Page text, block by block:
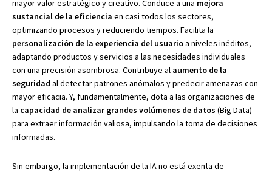
mayor valor estratégico y creativo. Conduce a una mejora
sustancial de la eficiencia en casi todos los sectores,
optimizando procesos y reduciendo tiempos. Facilita la
personalización de la experiencia del usuarioa niveles inéditos,
adaptando productos y servicios a las necesidades individuales
con una precisión asombrosa. Contribuye al aumento de la
seguridad al detectar patrones anómalos y predecir amenazas con
mayor eficacia. Y, fundamentalmente, dota a las organizaciones de
la capacidad de analizar grandes volúmenes de datos (Big Data)
para extraer información valiosa, impulsando la toma de decisiones
informadas.
Sin embargo, la implementación de la IA no está exenta de